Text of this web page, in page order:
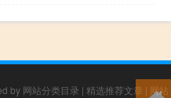
by 网站分类目录 | 精选推荐文章 | 网站